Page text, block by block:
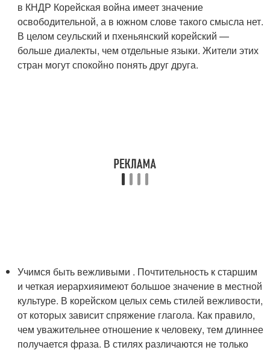
в КНДР Корейская война имеет значение
освободительной, а в южном слове такого смысла нет.
В целом сеульский и пхеньянский корейский —
больше диалекты, чем отдельные языки. Жители этих
стран могут спокойно понять друг друга.
Учимся быть вежливыми . Почтительность к старшим
и четкая иерархияимеют большое значение в местной
культуре. В корейском целых семь стилей вежливости,
от которых зависит спряжение глагола. Как правило,
чем уважительнее отношение к человеку, тем длиннее
получается фраза. В стилях различаются не только